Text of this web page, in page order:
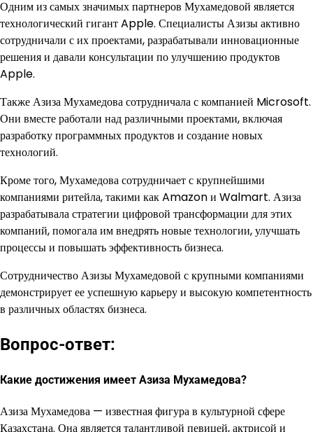
Одним из самых значимых партнеров Мухамедовой является
технологический гигант Apple. Специалисты Азизы активно
сотрудничали с их проектами, разрабатывали инновационные
решения и давали консультации по улучшению продуктов
Apple.
Также Азиза Мухамедова сотрудничала с компанией Microsoft.
Они вместе работали над различными проектами, включая
разработку программных продуктов и создание новых
технологий.
Кроме того, Мухамедова сотрудничает с крупнейшими
компаниями ритейла, такими как Amazon и Walmart. Азиза
разрабатывала стратегии цифровой трансформации для этих
компаний, помогала им внедрять новые технологии, улучшать
процессы и повышать эффективность бизнеса.
Сотрудничество Азизы Мухамедовой с крупными компаниями
демонстрирует ее успешную карьеру и высокую компетентность
в различных областях бизнеса.
Вопрос-ответ:
Какие достижения имеет Азиза Мухамедова?
Азиза Мухамедова — известная фигура в культурной сфере
Казахстана. Она является талантливой певицей, актрисой и